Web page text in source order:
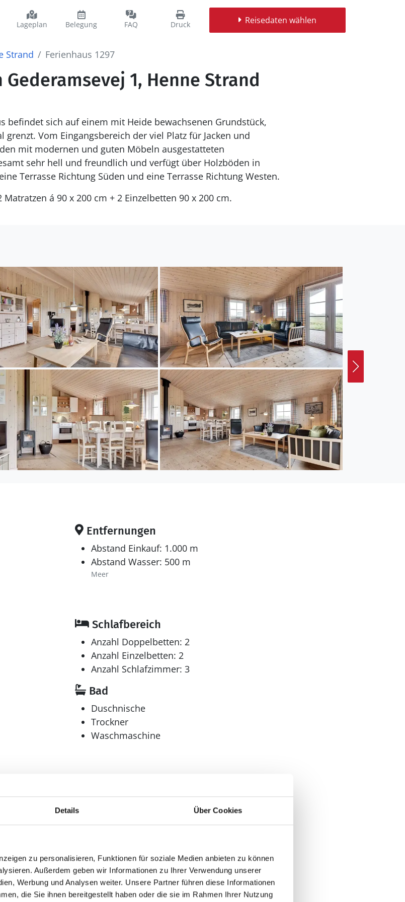
Details Über Cookies
zu personalisieren, Funktionen für soziale Medien anbieten zu können
Außerdem geben wir Informationen zu Ihrer Verwendung unserer
Werbung und Analysen weiter. Unsere Partner führen diese Informationen
die Sie ihnen bereitgestellt haben oder die sie im Rahmen Ihrer Nutzung
Lageplan Belegung FAQ Druck Reisedaten wählen
Strand Ferienhaus 1297
Gederamsevej 1, Henne Strand
befindet sich auf einem mit Heide bewachsenen Grundstück,
grenzt. Vom Eingangsbereich der viel Platz für Jacken und
mit modernen und guten Möbeln ausgestatteten
sehr hell und freundlich und verfügt über Holzböden in
Terrasse Richtung Süden und eine Terrasse Richtung Westen.
á 90 x 200 cm + 2 Einzelbetten 90 x 200 cm.
Entfernungen
Abstand Einkauf: 1.000 m
Abstand Wasser: 500 m
Meer
Schlafbereich
Anzahl Doppelbetten: 2
Anzahl Einzelbetten: 2
Anzahl Schlafzimmer: 3
Bad
Duschnische
Trockner
Waschmaschine
Deutsches Fernsehen
Dänisches Fernsehen
Internet
WLAN
Radio